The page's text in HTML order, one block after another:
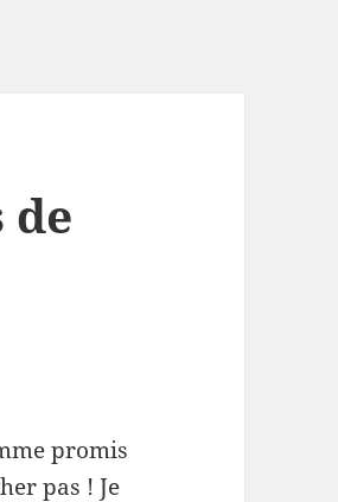
de
promis
pas ! Je